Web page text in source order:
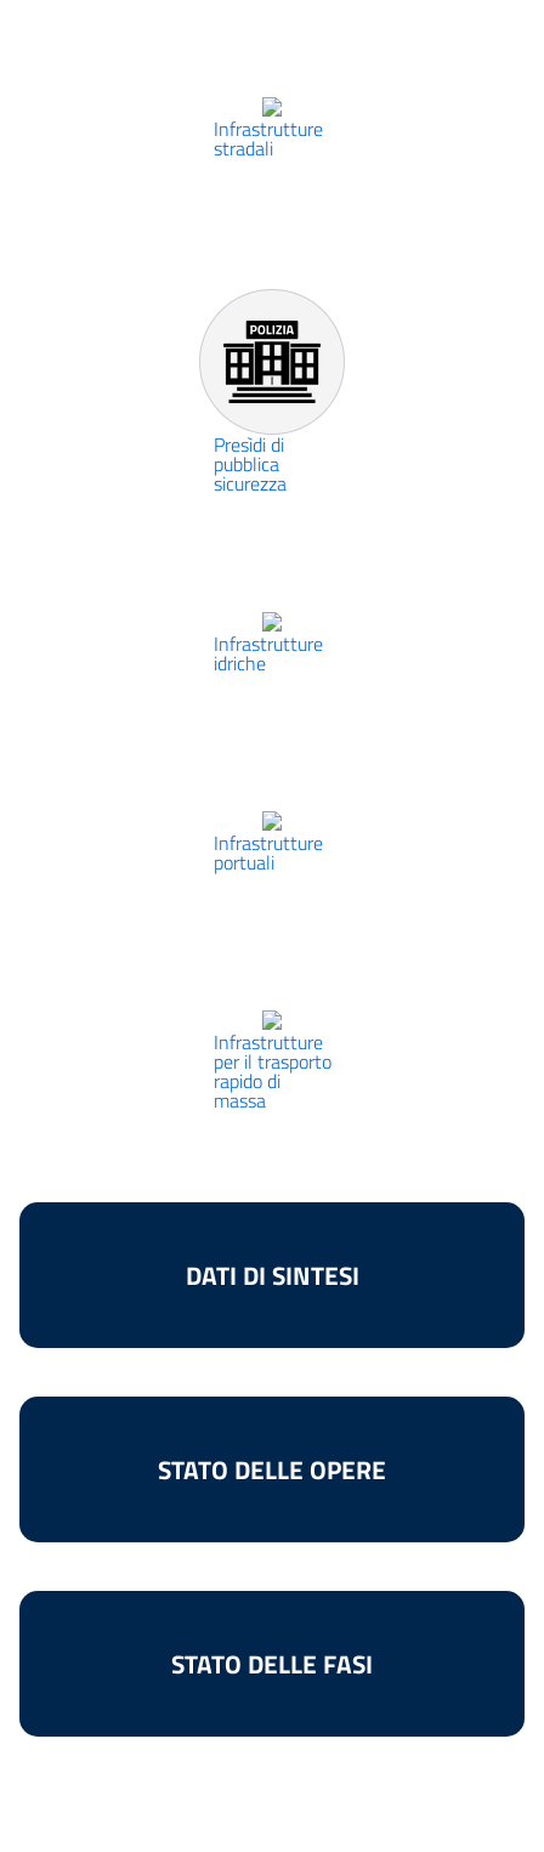
Infrastrutture
stradali
Presìdi di
pubblica
sicurezza
Infrastrutture
idriche
Infrastrutture
portuali
Infrastrutture
per il trasporto
rapido di
massa
DATI DI SINTESI
STATO DELLE OPERE
STATO DELLE FASI